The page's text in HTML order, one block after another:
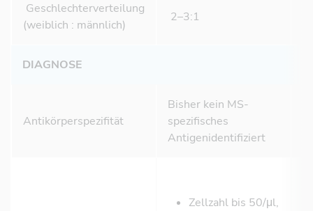
Geschlechterverteilung
(weiblich : männlich)
2–3:1
DIAGNOSE
Antikörperspezifität
Bisher kein MS-
spezifisches
Antigenidentifiziert
Zellzahl bis 50/μl,